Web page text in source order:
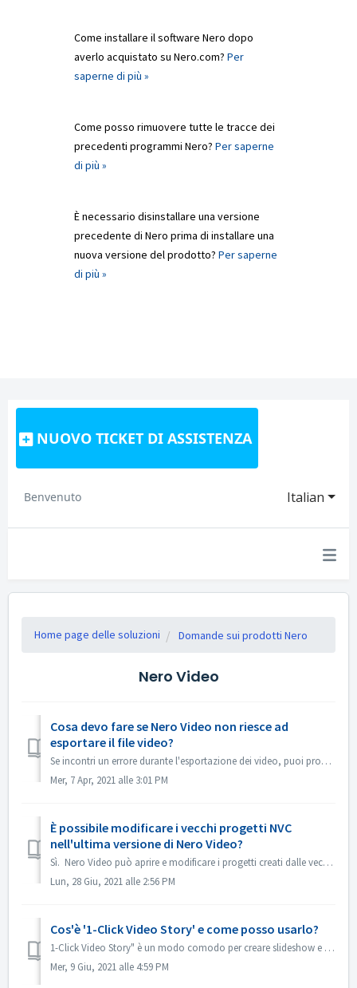
Come installare il software Nero dopo
averlo acquistato su Nero.com? Per
saperne di più »
Come posso rimuovere tutte le tracce dei
precedenti programmi Nero? Per saperne
di più »
È necessario disinstallare una versione
precedente di Nero prima di installare una
nuova versione del prodotto? Per saperne
di più »
NUOVO TICKET DI ASSISTENZA
Italian
Benvenuto
Home page delle soluzioni Domande sui prodotti Nero
Nero Video
Cosa devo fare se Nero Video non riesce ad
esportare il file video?
Se incontri un errore durante l'esportazione dei video, puoi provare qui sotto: 1. Andare in C:\Users\[Utente corrente]\AppData\Roaming\Nero\[Versione c...
Mer, 7 Apr, 2021 alle 3:01 PM
È possibile modificare i vecchi progetti NVC
nell'ultima versione di Nero Video?
Sì. Nero Video può aprire e modificare i progetti creati dalle vecchie versioni di Nero Video. Ma il vecchio Nero Video non è in grado di aprire i proge...
Lun, 28 Giu, 2021 alle 2:56 PM
Cos'è '1-Click Video Story' e come posso usarlo?
1-Click Video Story" è un modo comodo per creare slideshow e filmati professionali con un semplice drag & drop e un solo clic. Da Nero 2019 la funz...
Mer, 9 Giu, 2021 alle 4:59 PM